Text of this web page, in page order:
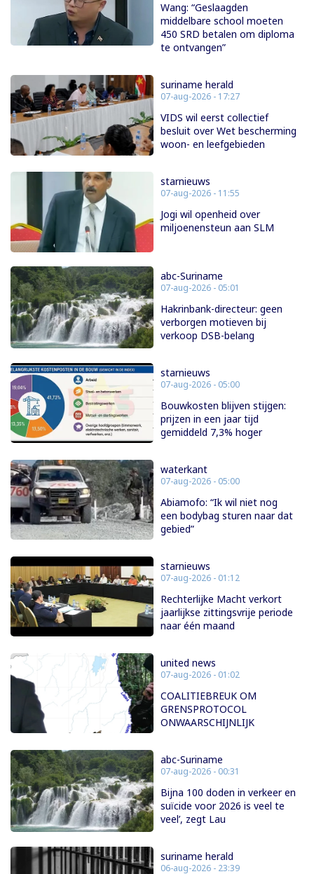
Wang: “Geslaagden
middelbare school moeten
450 SRD betalen om diploma
te ontvangen”
suriname herald
07-aug-2026 - 17:27
VIDS wil eerst collectief
besluit over Wet bescherming
woon- en leefgebieden
starnieuws
07-aug-2026 - 11:55
Jogi wil openheid over
miljoenensteun aan SLM
abc-Suriname
07-aug-2026 - 05:01
Hakrinbank-directeur: geen
verborgen motieven bij
verkoop DSB-belang
starnieuws
07-aug-2026 - 05:00
Bouwkosten blijven stijgen:
prijzen in een jaar tijd
gemiddeld 7,3% hoger
waterkant
07-aug-2026 - 05:00
Abiamofo: “Ik wil niet nog
een bodybag sturen naar dat
gebied”
starnieuws
07-aug-2026 - 01:12
Rechterlijke Macht verkort
jaarlijkse zittingsvrije periode
naar één maand
united news
07-aug-2026 - 01:02
COALITIEBREUK OM
GRENSPROTOCOL
ONWAARSCHIJNLIJK
abc-Suriname
07-aug-2026 - 00:31
Bijna 100 doden in verkeer en
suïcide voor 2026 is veel te
veel’, zegt Lau
suriname herald
06-aug-2026 - 23:39